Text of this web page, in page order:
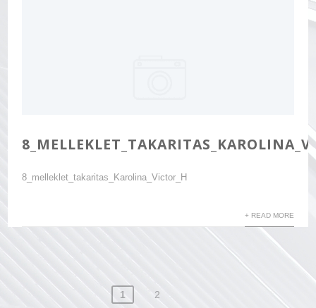
8_melleklet_takaritas_Karolina_Victor_H
+ READ MORE
Bejegyzés
1 2